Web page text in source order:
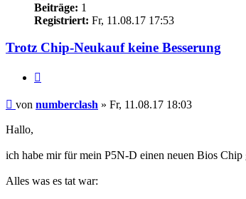
Beiträge: 1
Registriert: Fr, 11.08.17 17:53
Trotz Chip-Neukauf keine Besserung
Beitrag
von numberclash » Fr, 11.08.17 18:03
Hallo,
ich habe mir für mein P5N-D einen neuen Bios
Alles was es tat war: